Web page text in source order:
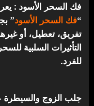
فك السحر الأسود :
“فك السحر الأسود”
تفريق، تعطيل، أو
التأثيرات السلبية
للفرد.
جلب الزوج والسيطرة